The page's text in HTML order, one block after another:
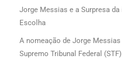
Jorge Messias e a Surpresa
Escolha
A nomeação de Jorge
Supremo Tribunal Federal